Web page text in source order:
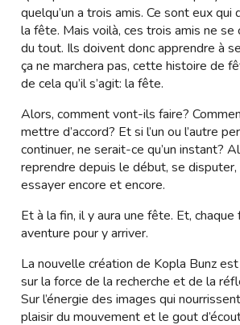
quelqu’un a trois amis. Ce sont eux
la fête. Mais voilà, ces trois amis ne se
du tout. Ils doivent donc apprendre à
ça ne marchera pas, cette histoire de
de cela qu’il s’agit: la fête.
Alors, comment vont-ils faire?
mettre d’accord? Et si l’un ou l’autre
continuer, ne serait-ce qu’un instant?
reprendre depuis le début, se disputer,
essayer encore et encore.
Et à la fin, il y aura une fête. Et, chaque
aventure pour y arriver.
La nouvelle création de Kopla Bunz est
sur la force de la recherche et de la
Sur l’énergie des images qui
plaisir du mouvement et le gout